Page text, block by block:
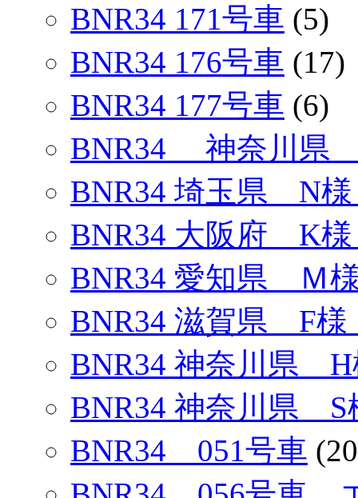
BNR34 171号車 (5)
BNR34 176号車 (17)
BNR34 177号車 (6)
BNR34 神奈川県
BNR34 埼玉県 N
BNR34 大阪府 K
BNR34 愛知県 Ｍ
BNR34 滋賀県 F
BNR34 神奈川県
BNR34 神奈川県
BNR34 051号車